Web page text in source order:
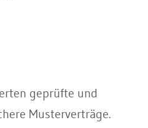
geprüfte und
Musterverträge.